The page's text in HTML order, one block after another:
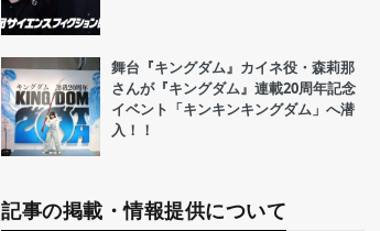
舞台『キングダム』カイネ役・森莉那
さんが『キングダム』連載20周年記念
イベント「キンキンキングダム」へ潜
入！！
記事の掲載・情報提供について